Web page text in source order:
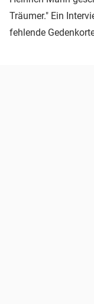
Träumer." Ein
fehlende